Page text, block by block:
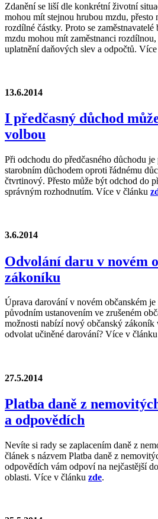
Zdanění se liší dle konkrétní životní
mohou mít stejnou hrubou mzdu, přesto
rozdílné částky. Proto se
mzdu mohou mít zaměstnanci
uplatnění daňových slev a odpočtů.
13.6.2014
I předčasný důchod
volbou
Při odchodu do předčasného důchodu
starobním důchodem oproti řádnému
čtvrtinový. Přesto může být odchod do
správným rozhodnutím. Více v článku
3.6.2014
Odvolání daru v novém
zákoníku
Úprava darování v novém občanském
původním ustanovením ve zrušeném
možnosti nabízí nový občanský zákoník
odvolat učiněné darování? Více v článku
27.5.2014
Platba daně z
a odpovědích
Nevíte si rady se zaplacením daně z
článek s názvem Platba daně z
odpovědích vám odpoví na nejčastější
oblasti. Více v článku zde.